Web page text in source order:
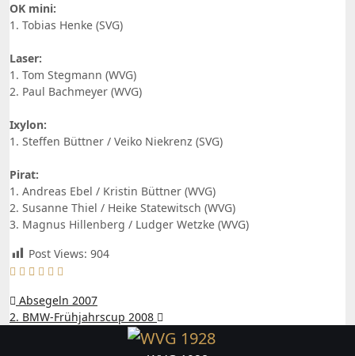
OK mini:
1. Tobias Henke (SVG)
Laser:
1. Tom Stegmann (WVG)
2. Paul Bachmeyer (WVG)
Ixylon:
1. Steffen Büttner / Veiko Niekrenz (SVG)
Pirat:
1. Andreas Ebel / Kristin Büttner (WVG)
2. Susanne Thiel / Heike Statewitsch (WVG)
3. Magnus Hillenberg / Ludger Wetzke (WVG)
Post Views: 904
Beitragsnavigation
Absegeln 2007
2. BMW-Frühjahrscup 2008